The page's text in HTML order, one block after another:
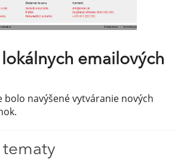
emailových
bolo navýšené vytváranie nových
tematy